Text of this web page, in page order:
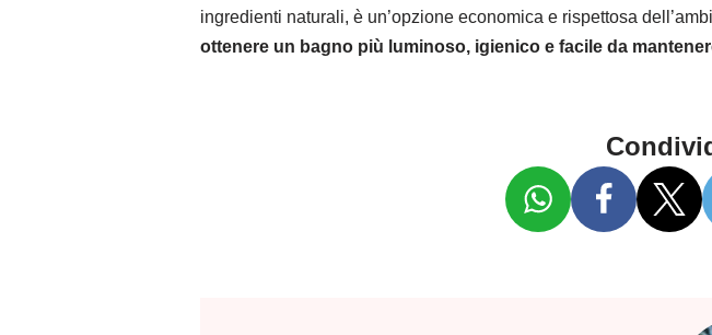
ingredienti naturali, è un’opzione economica e rispettosa
ottenere un bagno più luminoso, igienico e facile da